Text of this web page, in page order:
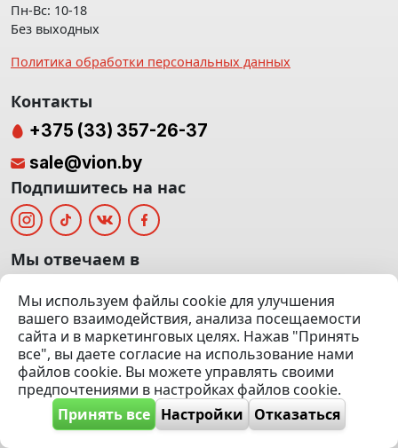
г. Минск, ТЦ «Паркинг» Ул. Куйбышева 40
(Офис: 5 этаж | Осмотр авто: 5 этаж)
Посмотреть на карте
© 2020 — 2026 VION.BY — Продажа, выкуп и обмен | УНП
Пн-Вс: 10-18
Без выходных
Политика обработки персональных данных
Мы используем файлы cookie для улучшения
вашего взаимодействия, анализа посещаемости
сайта и в маркетинговых целях. Нажав "Принять
все", вы даете согласие на использование нами
файлов cookie. Вы можете управлять своими
предпочтениями в настройках файлов cookie.
Принять все Настройки Отказаться
Контакты
+375 (33) 357-26-37
sale@vion.by
Подпишитесь на нас
Мы отвечаем в